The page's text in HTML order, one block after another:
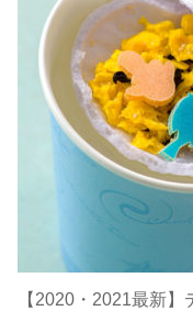
【2020・2021最新